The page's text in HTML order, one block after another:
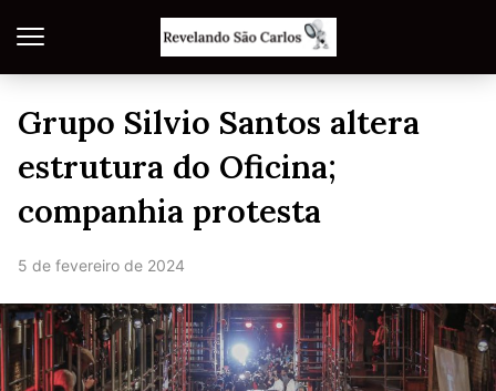
Grupo Silvio Santos altera
estrutura do Oficina;
companhia protesta
5 de fevereiro de 2024